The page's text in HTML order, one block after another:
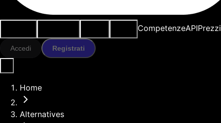
CompetenzeAPIPrezzi
Accedi Registrati
Home
Alternatives